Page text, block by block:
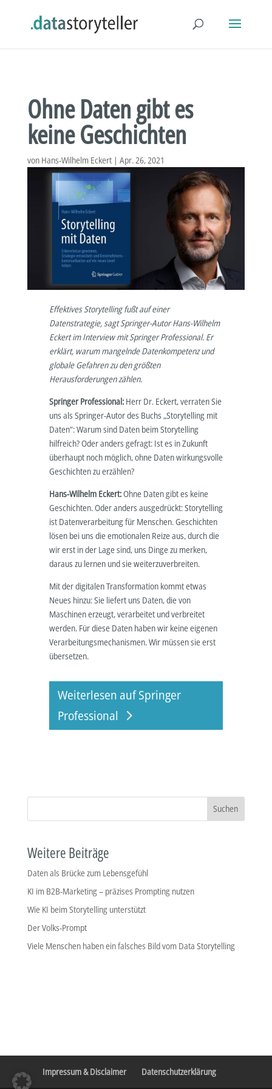
Ohne Daten gibt es
keine Geschichten
von Hans-Wilhelm Eckert| Apr. 26, 2021
Effektives Storytelling fußt auf einer
Datenstrategie, sagt Springer-Autor Hans-Wilhelm
Eckert im Interview mit Springer Professional. Er
erklärt, warum mangelnde Datenkompetenz und
globale Gefahren zu den größten
Herausforderungen zählen.
Springer Professional:Herr Dr. Eckert, verraten Sie
uns als Springer-Autor des Buchs „Storytelling mit
Daten“: Warum sind Daten beim Storytelling
hilfreich? Oder anders gefragt: Ist es in Zukunft
überhaupt noch möglich, ohne Daten wirkungsvolle
Geschichten zu erzählen?
Hans-Wilhelm Eckert:Ohne Daten gibt es keine
Geschichten. Oder anders ausgedrückt: Storytelling
ist Datenverarbeitung für Menschen. Geschichten
lösen bei uns die emotionalen Reize aus, durch die
wir erst in der Lage sind, uns Dinge zu merken,
daraus zu lernen und sie weiterzuverbreiten.
Mit der digitalen Transformation kommt etwas
Neues hinzu: Sie liefert uns Daten, die von
Maschinen erzeugt, verarbeitet und verbreitet
werden. Für diese Daten haben wir keine eigenen
Verarbeitungsmechanismen. Wir müssen sie erst
übersetzen.
Weiterlesen auf Springer
Professional
Suchen
Weitere Beiträge
Daten als Brücke zum Lebensgefühl
KI im B2B-Marketing – präzises Prompting nutzen
Wie KI beim Storytelling unterstützt
Der Volks-Prompt
Viele Menschen haben ein falsches Bild vom Data Storytelling
Impressum & Disclaimer Datenschutzerklärung